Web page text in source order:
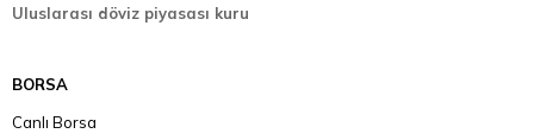
Uluslarası döviz piyasası kuru
BORSA
Canlı Borsa